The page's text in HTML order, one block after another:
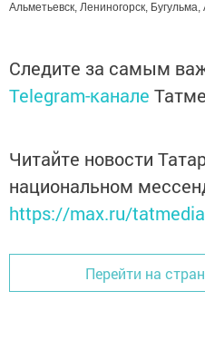
Альметьевск, Лениногорск,
Следите за самым
Telegram-канале
Читайте новости
национальном
https://max.ru/tatmedia
Перейти на